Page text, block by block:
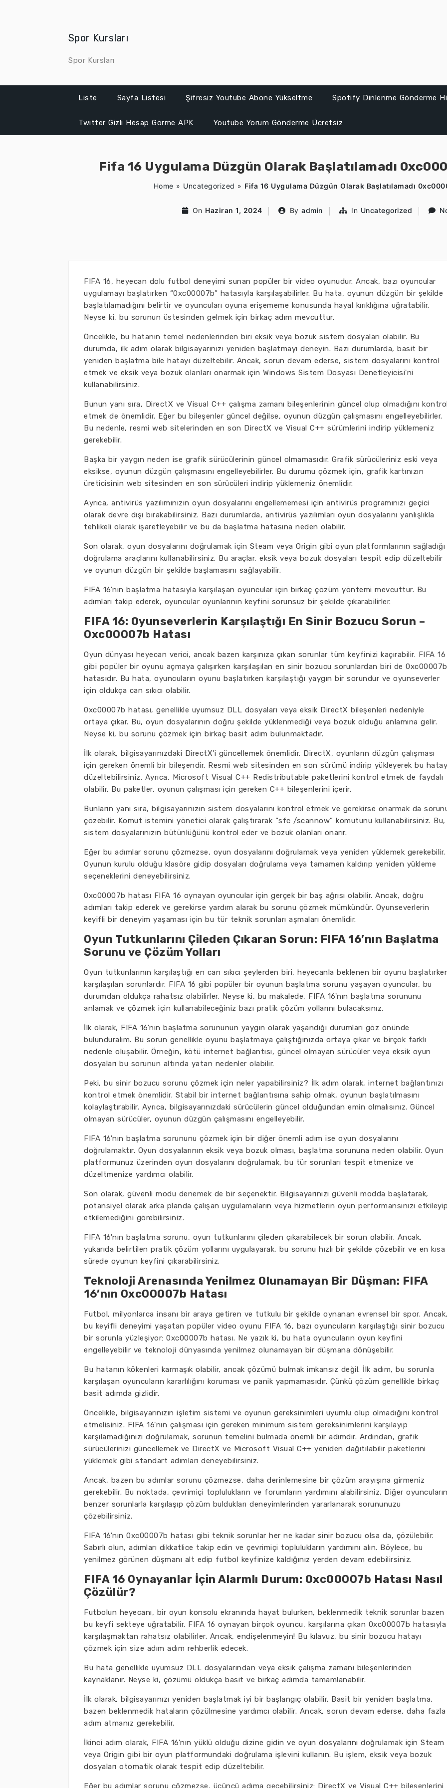
Spor Kursları
Spor Kursları
Liste Sayfa Listesi Şifresiz Youtube Abone Yükseltme Spotify Dinlenme Gönderme
Twitter Gizli Hesap Görme APK Youtube Yorum Gönderme Ücretsiz
Fifa 16 Uygulama Düzgün Olarak Başlatılamadı
Home » Uncategorized » Fifa 16 Uygulama Düzgün Olarak Başlatılamadı
On Haziran 1, 2024 By admin In Uncategorized
FIFA 16, heyecan dolu futbol deneyimi sunan popüler bir video oyunudur. Ancak, bazı oyuncular
uygulamayı başlatırken “0xc00007b” hatasıyla karşılaşabilirler. Bu hata, oyunun düzgün bir şekilde
başlatılamadığını belirtir ve oyuncuları oyuna erişememe konusunda hayal kırıklığına uğratabilir.
Neyse ki, bu sorunun üstesinden gelmek için birkaç adım mevcuttur.
Öncelikle, bu hatanın temel nedenlerinden biri eksik veya bozuk sistem dosyaları olabilir. Bu
durumda, ilk adım olarak bilgisayarınızı yeniden başlatmayı deneyin. Bazı durumlarda, basit bir
yeniden başlatma bile hatayı düzeltebilir. Ancak, sorun devam ederse, sistem dosyalarını kontrol
etmek ve eksik veya bozuk olanları onarmak için Windows Sistem Dosyası Denetleyicisi'ni
kullanabilirsiniz.
Bunun yanı sıra, DirectX ve Visual C++ çalışma zamanı bileşenlerinin güncel olup olmadığını
etmek de önemlidir. Eğer bu bileşenler güncel değilse, oyunun düzgün çalışmasını engelleyebilirler.
Bu nedenle, resmi web sitelerinden en son DirectX ve Visual C++ sürümlerini indirip yüklemeniz
gerekebilir.
Başka bir yaygın neden ise grafik sürücülerinin güncel olmamasıdır. Grafik sürücüleriniz eski veya
eksikse, oyunun düzgün çalışmasını engelleyebilirler. Bu durumu çözmek için, grafik kartınızın
üreticisinin web sitesinden en son sürücüleri indirip yüklemeniz önemlidir.
Ayrıca, antivirüs yazılımınızın oyun dosyalarını engellememesi için antivirüs programınızı geçici
olarak devre dışı bırakabilirsiniz. Bazı durumlarda, antivirüs yazılımları oyun dosyalarını yanlışlıkla
tehlikeli olarak işaretleyebilir ve bu da başlatma hatasına neden olabilir.
Son olarak, oyun dosyalarını doğrulamak için Steam veya Origin gibi oyun platformlarının sağladığı
doğrulama araçlarını kullanabilirsiniz. Bu araçlar, eksik veya bozuk dosyaları tespit edip düzeltebilir
ve oyunun düzgün bir şekilde başlamasını sağlayabilir.
FIFA 16'nın başlatma hatasıyla karşılaşan oyuncular için birkaç çözüm yöntemi mevcuttur. Bu
adımları takip ederek, oyuncular oyunlarının keyfini sorunsuz bir şekilde çıkarabilirler.
FIFA 16: Oyunseverlerin Karşılaştığı En Sinir Bozucu Sorun –
0xc00007b Hatası
Oyun dünyası heyecan verici, ancak bazen karşınıza çıkan sorunlar tüm keyfinizi kaçırabilir. FIFA 16
gibi popüler bir oyunu açmaya çalışırken karşılaşılan en sinir bozucu sorunlardan biri de 0xc00007b
hatasıdır. Bu hata, oyuncuların oyunu başlatırken karşılaştığı yaygın bir sorundur ve oyunseverler
için oldukça can sıkıcı olabilir.
0xc00007b hatası, genellikle uyumsuz DLL dosyaları veya eksik DirectX bileşenleri nedeniyle
ortaya çıkar. Bu, oyun dosyalarının doğru şekilde yüklenmediği veya bozuk olduğu anlamına gelir.
Neyse ki, bu sorunu çözmek için birkaç basit adım bulunmaktadır.
İlk olarak, bilgisayarınızdaki DirectX'i güncellemek önemlidir. DirectX, oyunların düzgün çalışması
için gereken önemli bir bileşendir. Resmi web sitesinden en son sürümü indirip yükleyerek bu
düzeltebilirsiniz. Ayrıca, Microsoft Visual C++ Redistributable paketlerini kontrol etmek de faydalı
olabilir. Bu paketler, oyunun çalışması için gereken C++ bileşenlerini içerir.
Bunların yanı sıra, bilgisayarınızın sistem dosyalarını kontrol etmek ve gerekirse onarmak da
çözebilir. Komut istemini yönetici olarak çalıştırarak “sfc /scannow” komutunu kullanabilirsiniz. Bu,
sistem dosyalarınızın bütünlüğünü kontrol eder ve bozuk olanları onarır.
Eğer bu adımlar sorunu çözmezse, oyun dosyalarını doğrulamak veya yeniden yüklemek gerekebilir.
Oyunun kurulu olduğu klasöre gidip dosyaları doğrulama veya tamamen kaldırıp yeniden yükleme
seçeneklerini deneyebilirsiniz.
0xc00007b hatası FIFA 16 oynayan oyuncular için gerçek bir baş ağrısı olabilir. Ancak, doğru
adımları takip ederek ve gerekirse yardım alarak bu sorunu çözmek mümkündür. Oyunseverlerin
keyifli bir deneyim yaşaması için bu tür teknik sorunları aşmaları önemlidir.
Oyun Tutkunlarını Çileden Çıkaran Sorun: FIFA 16’nın Başlatma
Sorunu ve Çözüm Yolları
Oyun tutkunlarının karşılaştığı en can sıkıcı şeylerden biri, heyecanla beklenen bir oyunu
karşılaşılan sorunlardır. FIFA 16 gibi popüler bir oyunun başlatma sorunu yaşayan oyuncular, bu
durumdan oldukça rahatsız olabilirler. Neyse ki, bu makalede, FIFA 16'nın başlatma sorununu
anlamak ve çözmek için kullanabileceğiniz bazı pratik çözüm yollarını bulacaksınız.
İlk olarak, FIFA 16'nın başlatma sorununun yaygın olarak yaşandığı durumları göz önünde
bulunduralım. Bu sorun genellikle oyunu başlatmaya çalıştığınızda ortaya çıkar ve birçok farklı
nedenle oluşabilir. Örneğin, kötü internet bağlantısı, güncel olmayan sürücüler veya eksik oyun
dosyaları bu sorunun altında yatan nedenler olabilir.
Peki, bu sinir bozucu sorunu çözmek için neler yapabilirsiniz? İlk adım olarak, internet bağlantınızı
kontrol etmek önemlidir. Stabil bir internet bağlantısına sahip olmak, oyunun başlatılmasını
kolaylaştırabilir. Ayrıca, bilgisayarınızdaki sürücülerin güncel olduğundan emin olmalısınız. Güncel
olmayan sürücüler, oyunun düzgün çalışmasını engelleyebilir.
FIFA 16'nın başlatma sorununu çözmek için bir diğer önemli adım ise oyun dosyalarını
doğrulamaktır. Oyun dosyalarının eksik veya bozuk olması, başlatma sorununa neden olabilir. Oyun
platformunuz üzerinden oyun dosyalarını doğrulamak, bu tür sorunları tespit etmenize ve
düzeltmenize yardımcı olabilir.
Son olarak, güvenli modu denemek de bir seçenektir. Bilgisayarınızı güvenli modda başlatarak,
potansiyel olarak arka planda çalışan uygulamaların veya hizmetlerin oyun performansınızı
etkilemediğini görebilirsiniz.
FIFA 16'nın başlatma sorunu, oyun tutkunlarını çileden çıkarabilecek bir sorun olabilir. Ancak,
yukarıda belirtilen pratik çözüm yollarını uygulayarak, bu sorunu hızlı bir şekilde çözebilir ve en kısa
sürede oyunun keyfini çıkarabilirsiniz.
Teknoloji Arenasında Yenilmez Olunamayan Bir Düşman: FIFA
16’nın 0xc00007b Hatası
Futbol, milyonlarca insanı bir araya getiren ve tutkulu bir şekilde oynanan evrensel bir spor.
bu keyifli deneyimi yaşatan popüler video oyunu FIFA 16, bazı oyuncuların karşılaştığı sinir bozucu
bir sorunla yüzleşiyor: 0xc00007b hatası. Ne yazık ki, bu hata oyuncuların oyun keyfini
engelleyebilir ve teknoloji dünyasında yenilmez olunamayan bir düşmana dönüşebilir.
Bu hatanın kökenleri karmaşık olabilir, ancak çözümü bulmak imkansız değil. İlk adım, bu sorunla
karşılaşan oyuncuların kararlılığını koruması ve panik yapmamasıdır. Çünkü çözüm genellikle birkaç
basit adımda gizlidir.
Öncelikle, bilgisayarınızın işletim sistemi ve oyunun gereksinimleri uyumlu olup olmadığını kontrol
etmelisiniz. FIFA 16'nın çalışması için gereken minimum sistem gereksinimlerini karşılayıp
karşılamadığınızı doğrulamak, sorunun temelini bulmada önemli bir adımdır. Ardından, grafik
sürücülerinizi güncellemek ve DirectX ve Microsoft Visual C++ yeniden dağıtılabilir paketlerini
yüklemek gibi standart adımları deneyebilirsiniz.
Ancak, bazen bu adımlar sorunu çözmezse, daha derinlemesine bir çözüm arayışına girmeniz
gerekebilir. Bu noktada, çevrimiçi toplulukların ve forumların yardımını alabilirsiniz. Diğer
benzer sorunlarla karşılaşıp çözüm buldukları deneyimlerinden yararlanarak sorununuzu
çözebilirsiniz.
FIFA 16'nın 0xc00007b hatası gibi teknik sorunlar her ne kadar sinir bozucu olsa da, çözülebilir.
Sabırlı olun, adımları dikkatlice takip edin ve çevrimiçi toplulukların yardımını alın. Böylece, bu
yenilmez görünen düşmanı alt edip futbol keyfinize kaldığınız yerden devam edebilirsiniz.
FIFA 16 Oynayanlar İçin Alarmlı Durum: 0xc00007b Hatası Nasıl
Çözülür?
Futbolun heyecanı, bir oyun konsolu ekranında hayat bulurken, beklenmedik teknik sorunlar bazen
bu keyfi sekteye uğratabilir. FIFA 16 oynayan birçok oyuncu, karşılarına çıkan 0xc00007b hatasıyla
karşılaşmaktan rahatsız olabilirler. Ancak, endişelenmeyin! Bu kılavuz, bu sinir bozucu hatayı
çözmek için size adım adım rehberlik edecek.
Bu hata genellikle uyumsuz DLL dosyalarından veya eksik çalışma zamanı bileşenlerinden
kaynaklanır. Neyse ki, çözümü oldukça basit ve birkaç adımda tamamlanabilir.
İlk olarak, bilgisayarınızı yeniden başlatmak iyi bir başlangıç olabilir. Basit bir yeniden başlatma,
bazen beklenmedik hataların çözülmesine yardımcı olabilir. Ancak, sorun devam ederse, daha fazla
adım atmanız gerekebilir.
İkinci adım olarak, FIFA 16'nın yüklü olduğu dizine gidin ve oyun dosyalarını doğrulamak için Steam
veya Origin gibi bir oyun platformundaki doğrulama işlevini kullanın. Bu işlem, eksik veya bozuk
dosyaları otomatik olarak tespit edip düzeltebilir.
Eğer bu adımlar sorunu çözmezse, üçüncü adıma geçebilirsiniz: DirectX ve Visual C++ bileşenlerini